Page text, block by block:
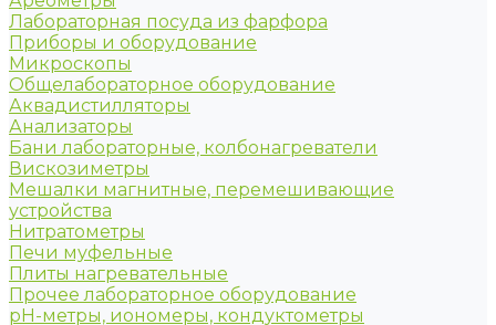
Лабораторная посуда из фарфора
Приборы и оборудование
Микроскопы
Общелабораторное оборудование
Аквадистилляторы
Анализаторы
Бани лабораторные, колбонагреватели
Вискозиметры
Мешалки магнитные, перемешивающие
устройства
Нитратометры
Печи муфельные
Плиты нагревательные
Прочее лабораторное оборудование
рН-метры, иономеры, кондуктометры